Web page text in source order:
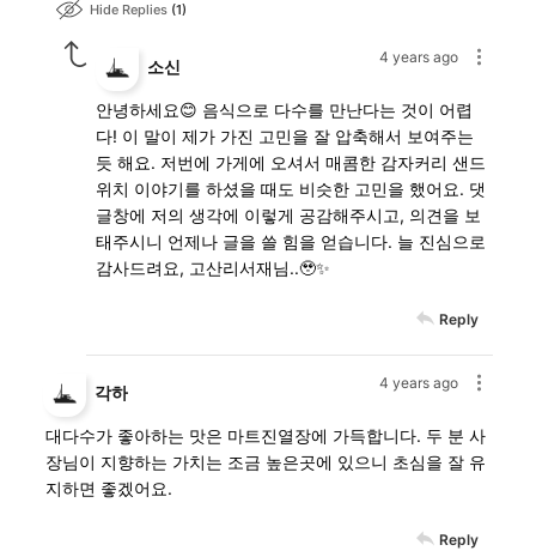
Hide Replies 1
4 years ago
소신
안녕하세요😊 음식으로 다수를 만난다는 것이 어렵
다! 이 말이 제가 가진 고민을 잘 압축해서 보여주는
듯 해요. 저번에 가게에 오셔서 매콤한 감자커리 샌드
위치 이야기를 하셨을 때도 비슷한 고민을 했어요. 댓
글창에 저의 생각에 이렇게 공감해주시고, 의견을 보
태주시니 언제나 글을 쓸 힘을 얻습니다. 늘 진심으로
감사드려요, 고산리서재님..🥹✨
Reply
4 years ago
각하
대다수가 좋아하는 맛은 마트진열장에 가득합니다. 두 분 사
장님이 지향하는 가치는 조금 높은곳에 있으니 초심을 잘 유
지하면 좋겠어요.
Reply